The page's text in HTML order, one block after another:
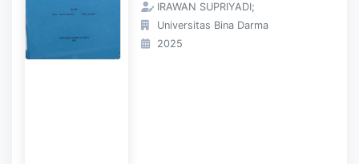
IRAWAN SUPRIYADI;
Universitas Bina Darma
2025